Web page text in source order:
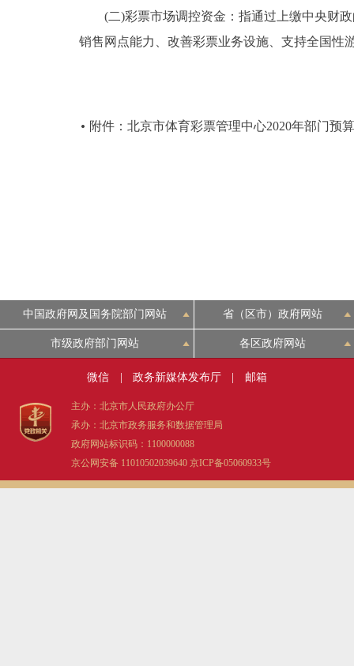
(二)彩票市场调控资金：指通过上缴中央财政
销售网点能力、改善彩票业务设施、支持全国性
附件：北京市体育彩票管理中心2020年部门预
中国政府网及国务院部门网站 省（区市）政府网站
市级政府部门网站 各区政府网站
微信 政务新媒体发布厅 邮箱
主办：北京市人民政府办公厅
承办：北京市政务服务和数据管理局
政府网站标识码：1100000088
京公网安备 11010502039640 京ICP备05060933号